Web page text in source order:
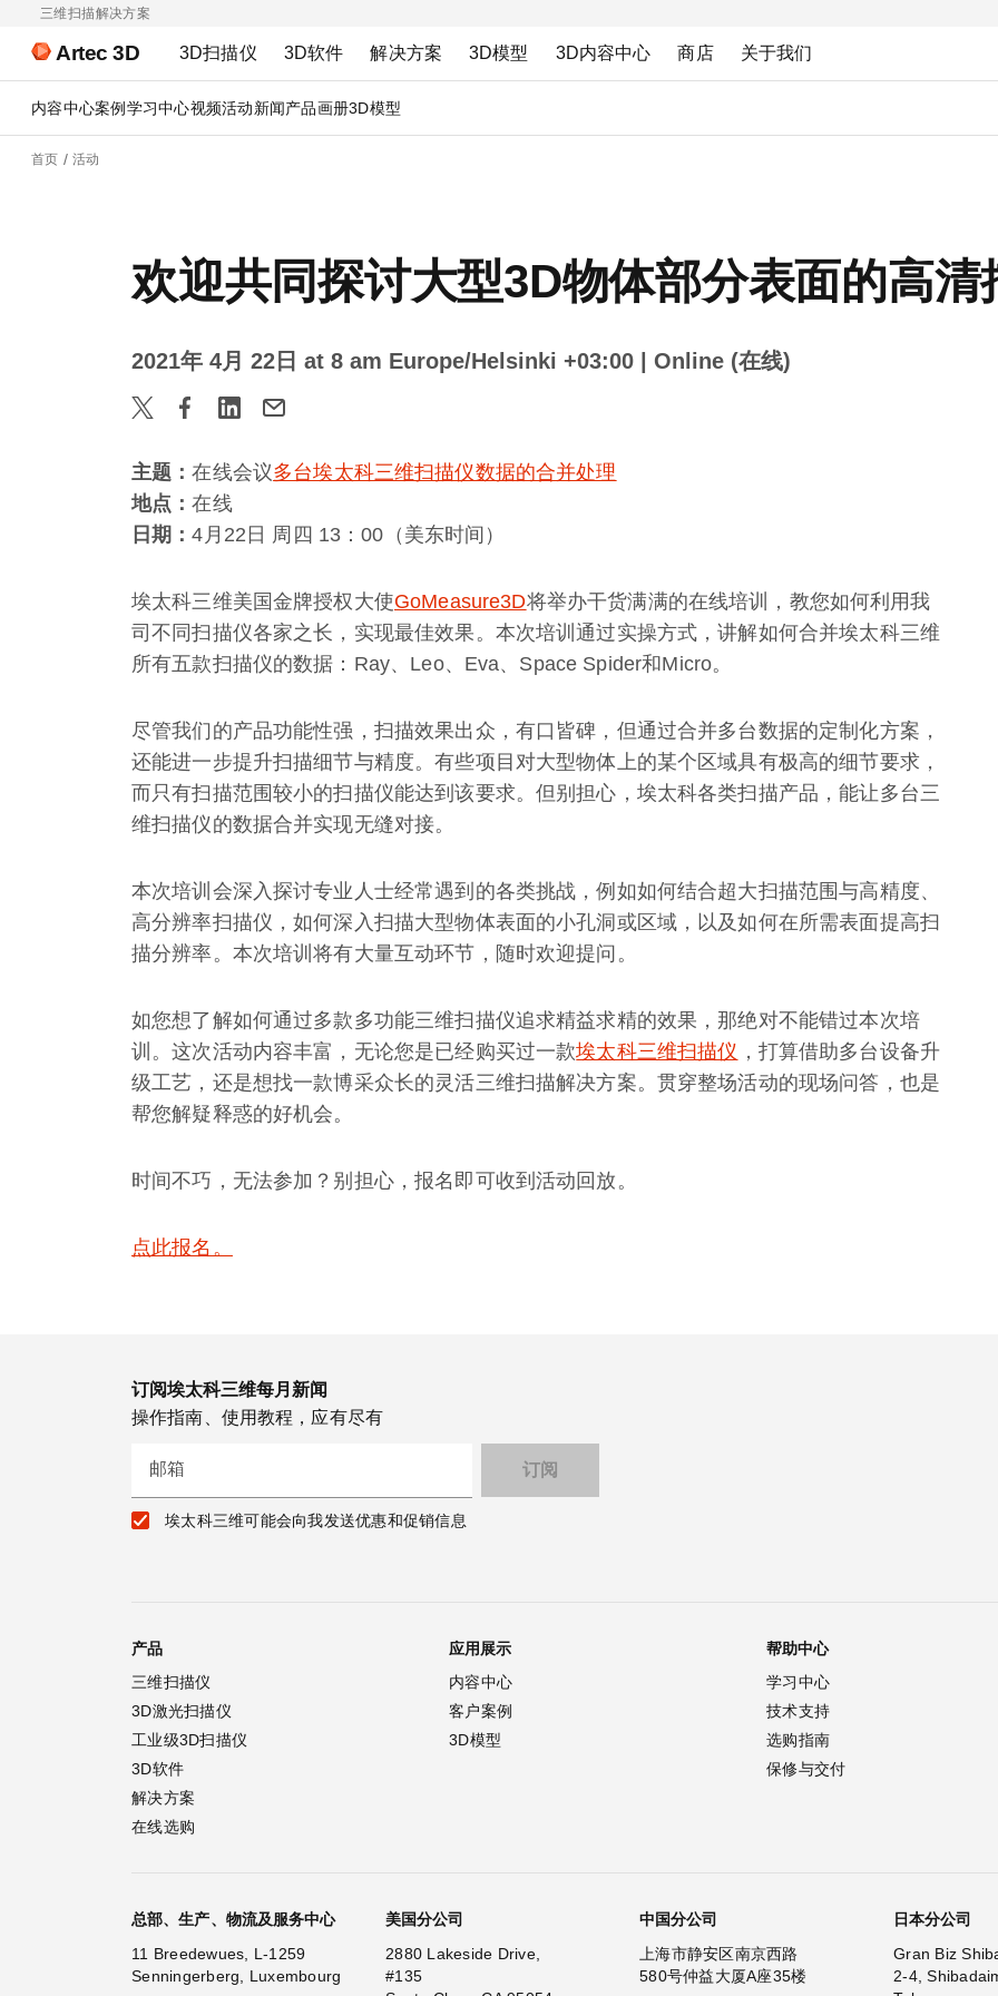
三维扫描解决方案
Artec 3D 3D扫描仪 3D软件 解决方案 3D模型 3D内容中心 商店 关于我们
内容中心案例 学习中心视频活动新闻产品画册3D模型
首页 活动
欢迎共同探讨大型3D物体部分表面的高清
2021年 4月 22日 at 8 am Europe/Helsinki +03:00 | Online (在线)
主题：在线会议多台埃太科三维扫描仪数据的合并处理
地点：在线
日期：4月22日 周四 13：00（美东时间）
埃太科三维美国金牌授权大使GoMeasure3D将举办干货满满的在线培训，教您如何利用我
司不同扫描仪各家之长，实现最佳效果。本次培训通过实操方式，讲解如何合并埃太科三维
所有五款扫描仪的数据：Ray、Leo、Eva、Space Spider和Micro。
尽管我们的产品功能性强，扫描效果出众，有口皆碑，但通过合并多台数据的定制化方案，
还能进一步提升扫描细节与精度。有些项目对大型物体上的某个区域具有极高的细节要求，
而只有扫描范围较小的扫描仪能达到该要求。但别担心，埃太科各类扫描产品，能让多台三
维扫描仪的数据合并实现无缝对接。
本次培训会深入探讨专业人士经常遇到的各类挑战，例如如何结合超大扫描范围与高精度、
高分辨率扫描仪，如何深入扫描大型物体表面的小孔洞或区域，以及如何在所需表面提高扫
描分辨率。本次培训将有大量互动环节，随时欢迎提问。
如您想了解如何通过多款多功能三维扫描仪追求精益求精的效果，那绝对不能错过本次培
训。这次活动内容丰富，无论您是已经购买过一款埃太科三维扫描仪 ，打算借助多台设备升
级工艺，还是想找一款博采众长的灵活三维扫描解决方案。贯穿整场活动的现场问答，也是
帮您解疑释惑的好机会。
时间不巧，无法参加？别担心，报名即可收到活动回放。
点此报名。
订阅埃太科三维每月新闻
操作指南、使用教程，应有尽有
邮箱
埃太科三维可能会向我发送优惠和促销信息
产品
三维扫描仪
3D激光扫描仪
工业级3D扫描仪
3D软件
解决方案
在线选购
应用展示
内容中心
客户案例
3D模型
帮助中心
学习中心
技术支持
选购指南
保修与交付
总部、生产、物流及服务中心
11 Breedewues, L-1259
Senningerberg, Luxembourg
美国分公司
2880 Lakeside Drive,
#135
中国分公司
上海市静安区南京西路
580号仲益大厦A座35楼
日本分公司
Gran Biz
2-4,